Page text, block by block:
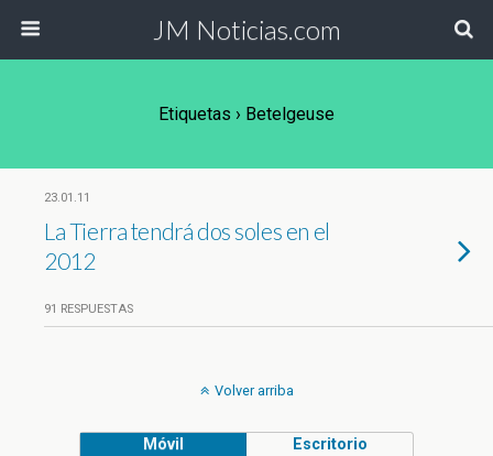
JM Noticias.com
Etiquetas › Betelgeuse
23.01.11
La Tierra tendrá dos soles en el
2012
91 RESPUESTAS
Volver arriba
Móvil Escritorio